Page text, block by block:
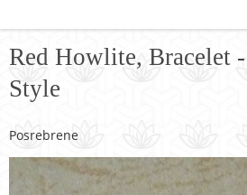
Red Howlite, Bracelet
Style
Posrebrene